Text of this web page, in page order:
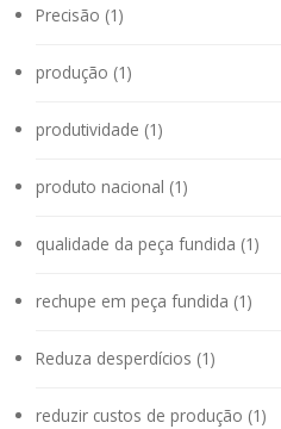
Precisão (1)
produção (1)
produtividade (1)
produto nacional (1)
qualidade da peça fundida (1)
rechupe em peça fundida (1)
Reduza desperdícios (1)
reduzir custos de produção (1)